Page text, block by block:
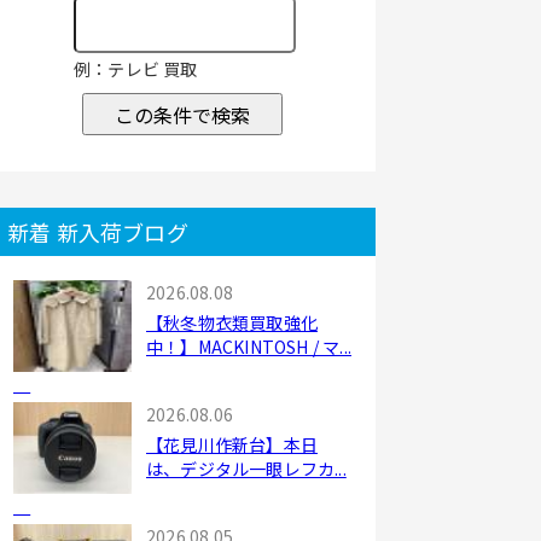
例：テレビ 買取
この条件で検索
新着 新入荷ブログ
2026.08.08
【秋冬物衣類買取強化
中！】MACKINTOSH / マ...
2026.08.06
【花見川作新台】本日
は、デジタル一眼レフカ...
2026.08.05